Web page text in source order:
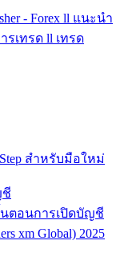
- Forex ll แนะนำ
รเทรด ll เทรด
สำหรับมือใหม่
ชี
ตอนการเปิดบัญชี
xm Global) 2025